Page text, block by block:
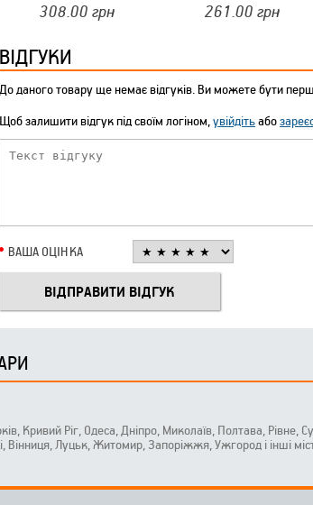
КОТИКИ (20ШТ/УП) ОФФ 82
308.00 грн 261.00 грн
ВІДГУКИ
До даного товару ще немає відгуків. Ви можете бути
Щоб залишити відгук під своїм логіном,увійдітьабо
ВАША ОЦІНКА
Кривий Ріг, Одеса, Дніпро, Миколаїв, Полтава,
Вінниця, Луцьк, Житомир, Запоріжжя, Ужгород і інші